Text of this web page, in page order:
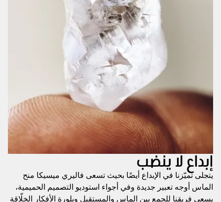
إبداع لا ينضب
يتجلى تميّزنا في الإبداع أيضًا بحيث تسعى فاليري ميسيكا منح
الماس أوجه تعبير جديدة وفي أجواء استوديو التصميم الحميمية،
يسعى فريقنا للجمع بين الماس والمستقبل وبلورة الأفكار الخلّاقة